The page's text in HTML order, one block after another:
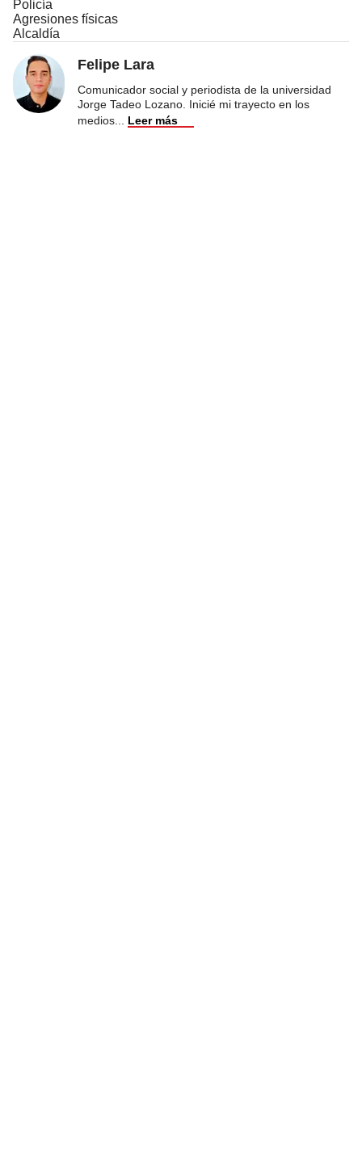
Policía
Agresiones físicas
Alcaldía
Felipe Lara
Comunicador social y periodista de la universidad
Jorge Tadeo Lozano. Inicié mi trayecto en los
medios
Leer más